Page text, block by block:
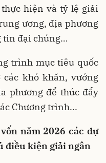
hiện và tỷ lệ giải
ương, địa phương
tin đại chúng…
trình mục tiêu quốc
khó khăn, vướng
phương để thúc đẩy
Chương trình...
năm 2026 các dự
điều kiện giải ngân